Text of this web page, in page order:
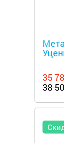
35
38